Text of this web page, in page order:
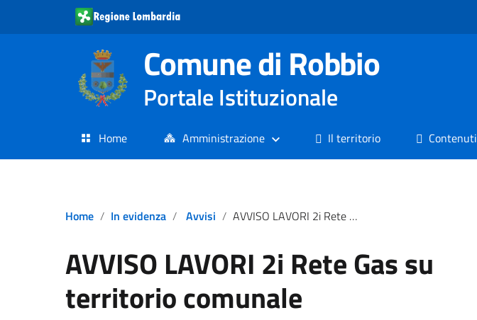
Comune di Robbio
Portale Istituzionale
Home Amministrazione Il territorio Contenuti
Home In evidenza Avvisi AVVISO LAVORI 2i Rete Gas su territorio comunale
AVVISO LAVORI 2i Rete Gas su
territorio comunale